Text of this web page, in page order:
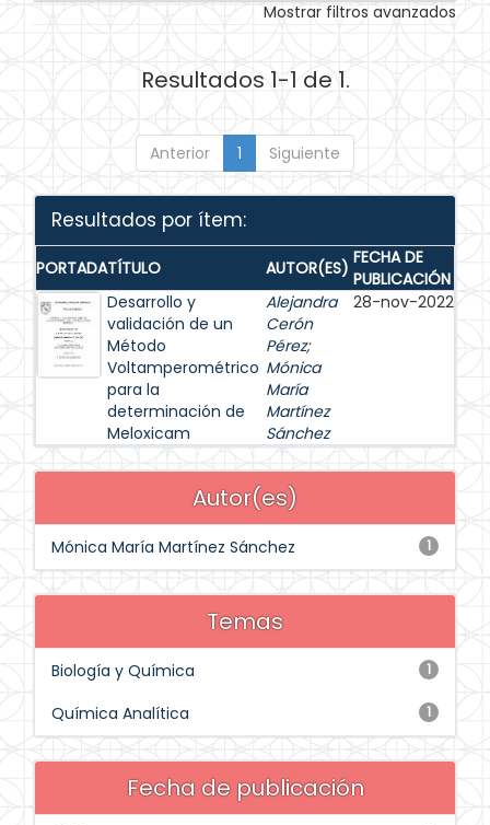
Mostrar filtros avanzados
Resultados 1-1 de 1.
Anterior 1 Siguiente
Resultados por ítem:
PORTADATÍTULO AUTOR(ES) FECHA DE
PUBLICACIÓN
Desarrollo y
validación de un
Método
Voltamperométrico
para la
determinación de
Meloxicam
Alejandra
Cerón
Pérez;
Mónica
María
Martínez
Sánchez
28-nov-2022
Autor(es)
1
Mónica María Martínez Sánchez
Temas
1
Biología y Química
1
Química Analítica
Fecha de publicación